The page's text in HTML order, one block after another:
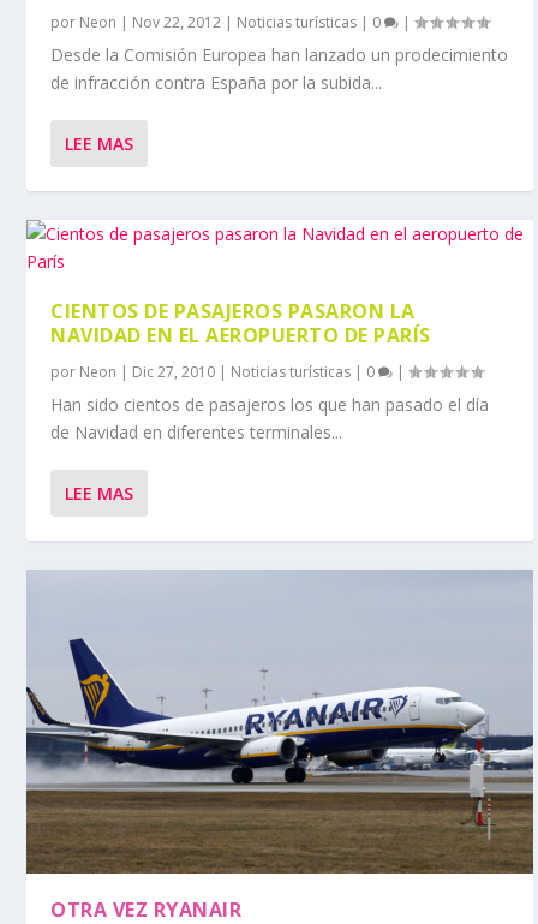
por Neon | Nov 22, 2012 | Noticias turísticas | 0 |
Desde la Comisión Europea han lanzado un prodecimiento
de infracción contra España por la subida...
LEE MAS
CIENTOS DE PASAJEROS PASARON LA
NAVIDAD EN EL AEROPUERTO DE PARÍS
por Neon | Dic 27, 2010 | Noticias turísticas | 0 |
Han sido cientos de pasajeros los que han pasado el día
de Navidad en diferentes terminales...
LEE MAS
OTRA VEZ RYANAIR